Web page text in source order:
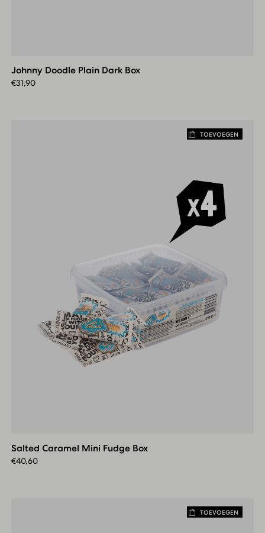
Dark
Box
Johnny Doodle Plain Dark Box
€31,90
Fudge
Box
TOEVOEGEN
Salted Caramel Mini Fudge Box
€40,60
TOEVOEGEN